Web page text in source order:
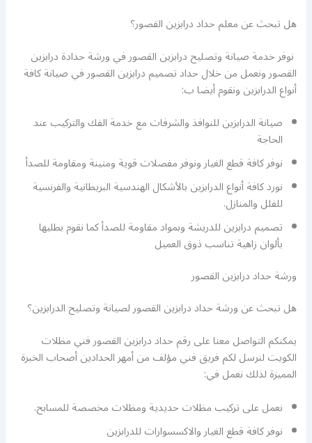
هل تبحث عن معلم حداد درابزين القصور؟
نوفر خدمة صيانة وتصليح درابزين القصور في ورشة حدادة درابزين
القصور ونعمل من خلال حداد تصميم درابزين القصور في صيانة كافة
أنواع الدرابزين ونقوم أيضا ب:
صيانة الدرابزين للنوافذ والشرفات مع خدمة الفك والتركيب عند
الحاجة
نوفر كافة قطع الغيار ونوفر مفصلات قوية ومتينة ومقاومة للصدأ
نورد كافة أنواع الدرابزين بالأشكال الهندسية البريطانية والفرنسية
للفلل والمنازل.
تصميم درابزين للدريشة وبمواد مقاومة للصدأ كما نقوم بطليها
بألوان زاهية تناسب ذوق العميل
ورشة حداد درابزين القصور
هل تبحث عن ورشة حداد درابزين القصور لصيانة وتصليح الدرابزين؟
يمكنكم التواصل معنا على رقم حداد درابزين القصور فني مظلات
الكويت لنرسل لكم فريق فني مؤلف من أمهر الحدادين أصحاب الخبرة
المميزة لذلك نعمل في:
نعمل على تركيب مظلات حديدية ومظلات مخصصة للمسابح.
نوفر كافة قطع الغيار والاكسسوارات للدرابزين